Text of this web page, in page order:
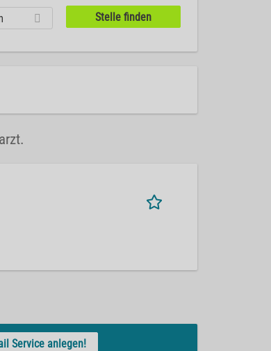
Service anlegen!